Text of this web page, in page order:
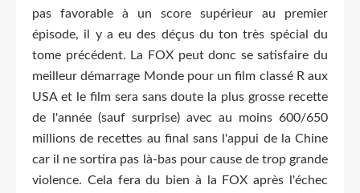
pas favorable à un score supérieur au premier
épisode, il y a eu des déçus du ton très spécial du
tome précédent. La FOX peut donc se satisfaire du
meilleur démarrage Monde pour un film classé R aux
USA et le film sera sans doute la plus grosse recette
de l'année (sauf surprise) avec au moins 600/650
millions de recettes au final sans l'appui de la Chine
car il ne sortira pas là-bas pour cause de trop grande
violence. Cela fera du bien à la FOX après l'échec